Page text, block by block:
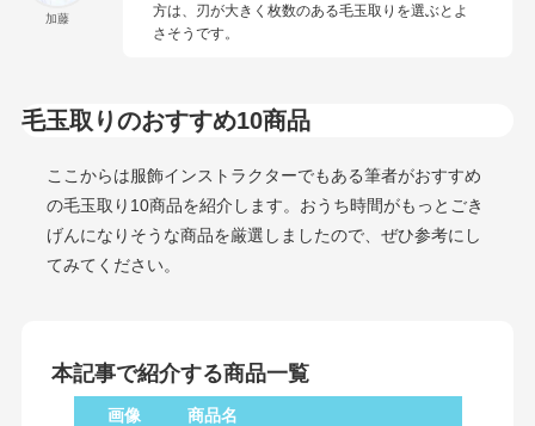
加藤
方は、刃が大きく枚数のある毛玉取りを選ぶとよ
さそうです。
毛玉取りのおすすめ10商品
ここからは服飾インストラクターでもある筆者がおすすめ
の毛玉取り10商品を紹介します。おうち時間がもっとごき
げんになりそうな商品を厳選しましたので、ぜひ参考にし
てみてください。
本記事で紹介する商品一覧
画像 商品名